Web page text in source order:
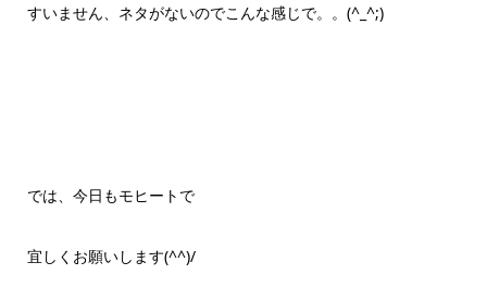
すいません、ネタがないのでこんな感じで。。(^_^;)
では、今日もモヒートで
宜しくお願いします(^^)/